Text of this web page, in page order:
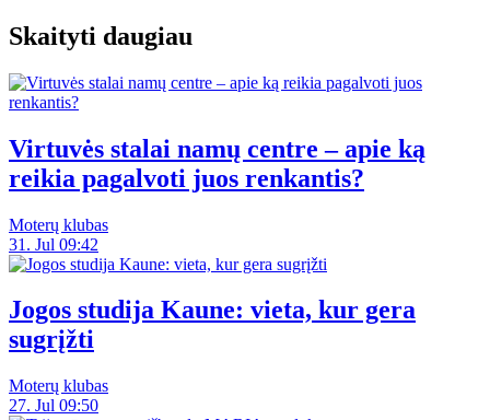
Skaityti daugiau
Virtuvės stalai namų centre – apie ką
reikia pagalvoti juos renkantis?
Moterų klubas
31. Jul 09:42
Jogos studija Kaune: vieta, kur gera
sugrįžti
Moterų klubas
27. Jul 09:50